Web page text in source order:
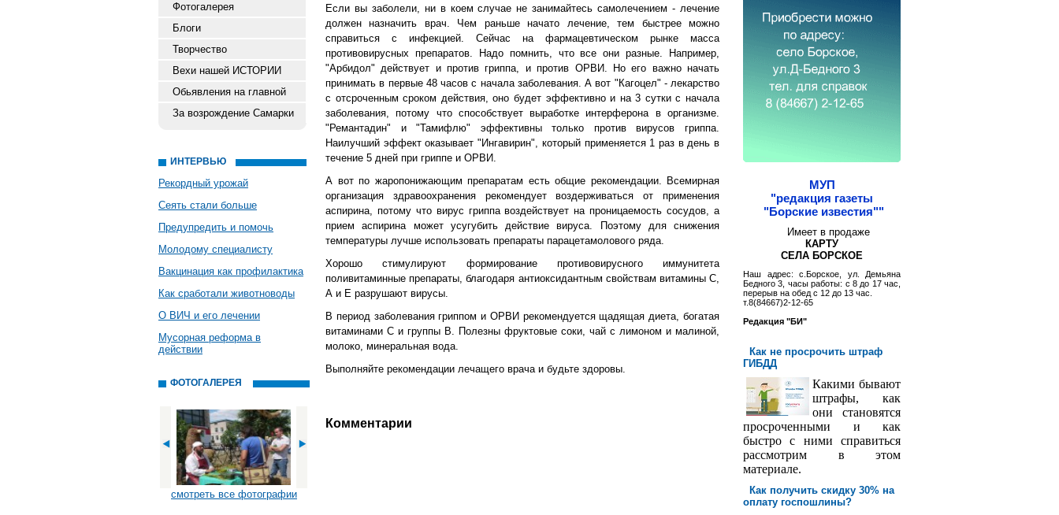
Фотогалерея
Блоги
Творчество
Вехи нашей ИСТОРИИ
Обьявления на главной
За возрождение Самарки
ИНТЕРВЬЮ
Рекордный урожай
Сеять стали больше
Предупредить и помочь
Молодому специалисту
Вакцинация как профилактика
Как сработали животноводы
О ВИЧ и его лечении
Мусорная реформа в
действии
ФОТОГАЛЕРЕЯ
смотреть все фотографии
Если вы заболели, ни в коем случае не занимайтесь самолечением - лечение
должен назначить врач. Чем раньше начато лечение, тем быстрее можно
справиться с инфекцией. Сейчас на фармацевтическом рынке масса
противовирусных препаратов. Надо помнить, что все они разные. Например,
"Арбидол" действует и против гриппа, и против ОРВИ. Но его важно начать
принимать в первые 48 часов с начала заболевания. А вот "Кагоцел" - лекарство
с отсроченным сроком действия, оно будет эффективно и на 3 сутки с начала
заболевания, потому что способствует выработке интерферона в организме.
"Ремантадин" и "Тамифлю" эффективны только против вирусов гриппа.
Наилучший эффект оказывает "Ингавирин", который применяется 1 раз в день в
течение 5 дней при гриппе и ОРВИ.
А вот по жаропонижающим препаратам есть общие рекомендации. Всемирная
организация здравоохранения рекомендует воздерживаться от применения
аспирина, потому что вирус гриппа воздействует на проницаемость сосудов, а
прием аспирина может усугубить действие вируса. Поэтому для снижения
температуры лучше использовать препараты парацетамолового ряда.
Хорошо стимулируют формирование противовирусного иммунитета
поливитаминные препараты, благодаря антиоксидантным свойствам витамины С,
А и Е разрушают вирусы.
В период заболевания гриппом и ОРВИ рекомендуется щадящая диета, богатая
витаминами С и группы В. Полезны фруктовые соки, чай с лимоном и малиной,
молоко, минеральная вода.
Выполняйте рекомендации лечащего врача и будьте здоровы.
Комментарии
МУП
"редакция газеты
"Борские известия""
Имеет в продаже
КАРТУ
СЕЛА БОРСКОЕ
Наш адрес: с.Борское, ул. Демьяна
Бедного 3, часы работы: с 8 до 17 час,
перерыв на обед с 12 до 13 час.
т.8(84667)2-12-65
Редакция "БИ"
Как не просрочить штраф
ГИБДД
Какими бывают
штрафы, как
они становятся
просроченными и как
быстро с ними справиться
рассмотрим в этом
материале.
Как получить скидку 30% на
оплату госпош­лины?